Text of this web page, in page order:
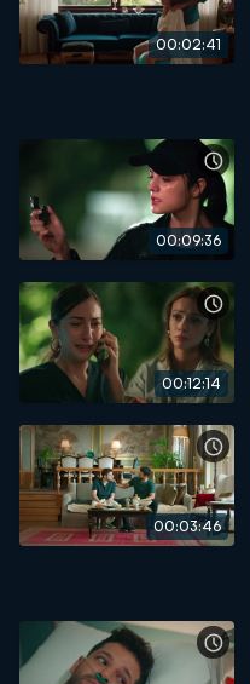
00:02:41
00:09:36
00:12:14
00:03:46